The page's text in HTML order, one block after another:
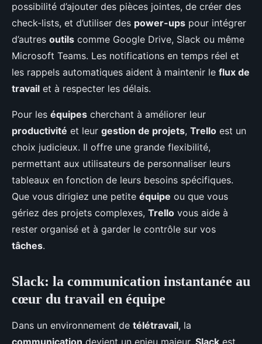
possibilité d’ajouter des pièces jointes, de créer des
check-lists, et d’utiliser des power-ups pour intégrer
d’autres outils comme Google Drive, Slack ou même
Microsoft Teams. Les notifications en temps réel et
les rappels automatiques aident à maintenir le flux de
travail et à respecter les délais.
Pour les équipes cherchant à améliorer leur
productivité et leur gestion de projets, Trello est un
choix judicieux. Il offre une grande flexibilité,
permettant aux utilisateurs de personnaliser leurs
tableaux en fonction de leurs besoins spécifiques.
Que vous dirigiez une petite équipe ou que vous
gériez des projets complexes, Trello vous aide à
rester organisé et à garder le contrôle sur vos
tâches.
Slack: la communication instantanée au
cœur du travail en équipe
Dans un environnement de télétravail, la